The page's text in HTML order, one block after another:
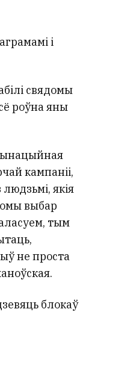
і
свядомы
роўна яны
кампаніі,
якія
выбар
тым
не проста
блокаў